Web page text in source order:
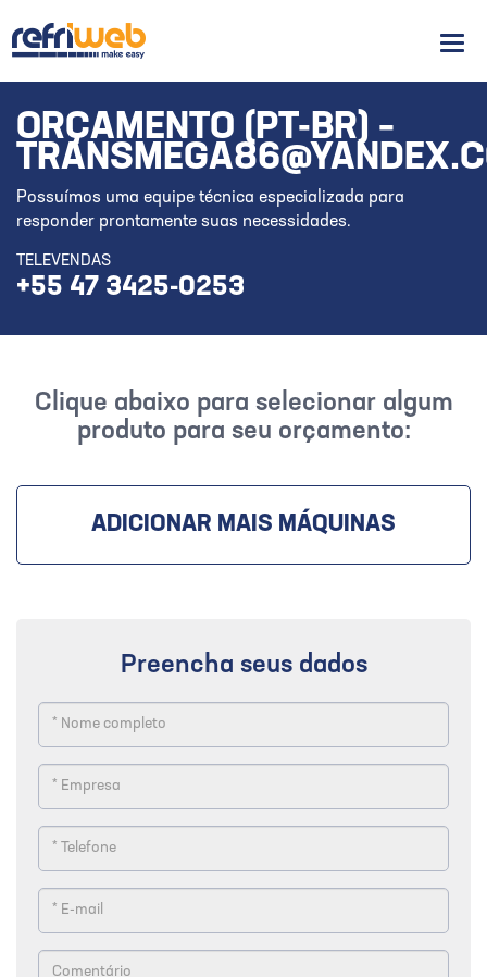
ORÇAMENTO (PT-BR) –
Possuímos uma equipe técnica especializada para
responder prontamente suas necessidades.
TELEVENDAS
+55 47 3425-0253
Clique abaixo para selecionar algum
produto para seu orçamento:
ADICIONAR MAIS MÁQUINAS
Preencha seus dados